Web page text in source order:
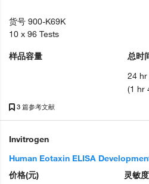
3 篇参考文献
样品容量
总时
24 hr
(1 hr
货号 900-K69K
10 x 96 Tests
Invitrogen
Human Eotaxin ELISA
灵敏度
价格(元)